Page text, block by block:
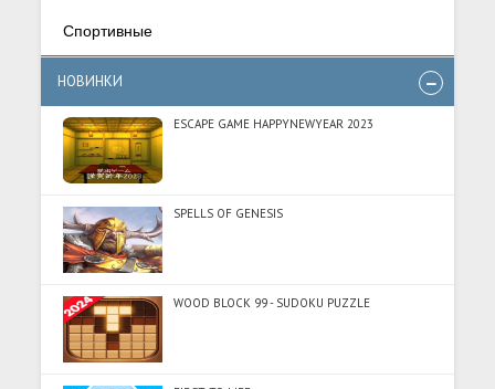
Спортивные
НОВИНКИ
ESCAPE GAME HAPPYNEWYEAR 2023
SPELLS OF GENESIS
WOOD BLOCK 99 - SUDOKU PUZZLE